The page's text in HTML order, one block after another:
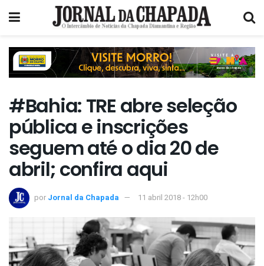
#Bahia: TRE abre seleção
pública e inscrições
seguem até o dia 20 de
abril; confira aqui
por Jornal da Chapada 11 abril 2018 - 12h00